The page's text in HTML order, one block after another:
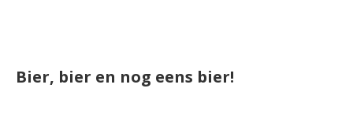
Bier, bier en nog eens bier!